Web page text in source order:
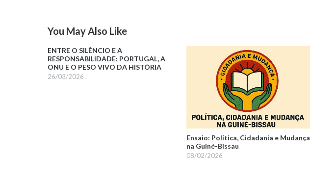
You May Also Like
ENTRE O SILÊNCIO E A
RESPONSABILIDADE: PORTUGAL, A
ONU E O PESO VIVO DA HISTÓRIA
26/03/2026
Ensaio: Política, Cidadania e Mudança
na Guiné-Bissau
08/02/2026